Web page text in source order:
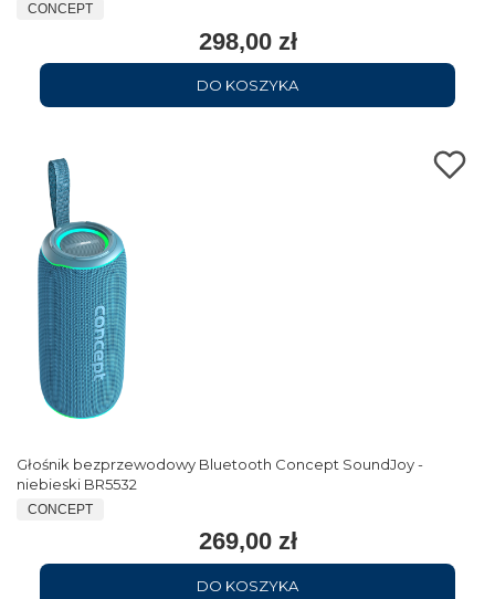
CONCEPT
298,00 zł
DO KOSZYKA
Głośnik bezprzewodowy Bluetooth Concept SoundJoy -
niebieski BR5532
CONCEPT
269,00 zł
DO KOSZYKA